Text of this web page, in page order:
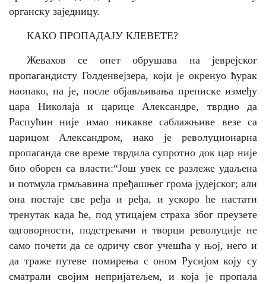
органску заједницу.
КАКО ПРОПАДАЈУ КЛЕВЕТЕ?
Жевахов се опет обрушава на јеврејског
пропагандисту Голденвејзера, који је окренуо ћурак
наопако, па је, после објављивања преписке између
цара Николаја и царице Александре, тврдио да
Распућин није имао никакве саблажњиве везе са
царицом Александром, иако је револуционарна
пропаганда све време тврдила супротно док цар није
био оборен са власти:“Још увек се разлеже удаљена
и потмула грмљавина пређашњег грома јудејског; али
она постаје све ређа и ређа, и ускоро ће настати
тренутак када ће, под утицајем страха због преузете
одговорности, подстрекачи и творци револуције не
само почети да се одричу свог учешћа у њој, него и
да траже путеве помирења с оном Русијом коју су
сматрали својим непријатељем, и која је пропала